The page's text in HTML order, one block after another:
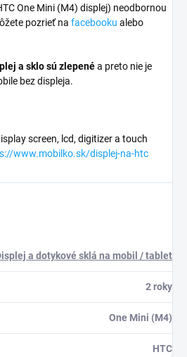
One Mini (M4) displej) neodbornou
pozrieť na facebooku alebo
a sklo sú zlepenéa preto nie je
bez displeja.
screen, lcd, digitizer a touch
www.mobilko.sk/displej-na-htc
a dotykové sklá na mobil / tablet
2 roky
One Mini (M4)
HTC